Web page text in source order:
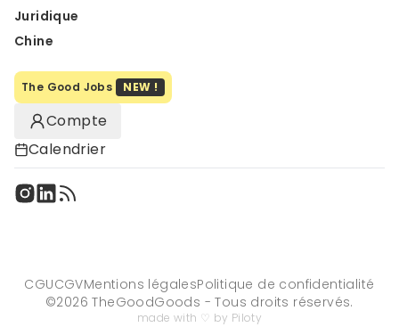
Juridique
Chine
The Good Jobs NEW !
Compte
Calendrier
CGUCGVMentions légalesPolitique de confidentialité
©2026 TheGoodGoods - Tous droits réservés.
made with ♡ by Piloty